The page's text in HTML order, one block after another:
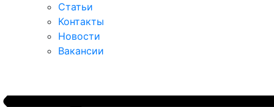
Статьи
Контакты
Новости
Вакансии